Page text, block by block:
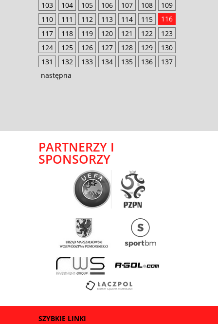
103
104 105 106 107 108
109
110
111 112 113 114 115
116
117
118 119 120 121 122
123
124
125 126 127 128 129
130
131
132 133 134 135 136
137
następna
PARTNERZY I
SPONSORZY
SZYBKIE LINKI